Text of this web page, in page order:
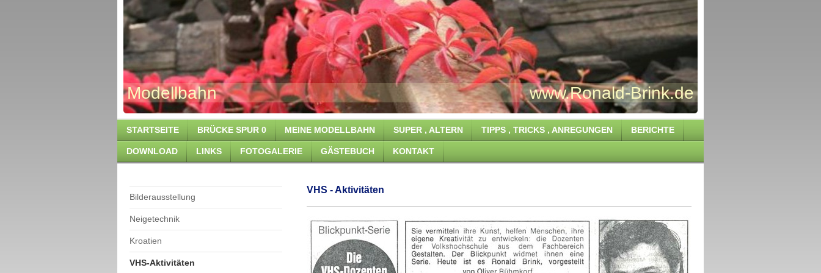
Modellbahn www.Ronald-Brink.de
STARTSEITE BRÜCKE SPUR 0 MEINE MODELLBAHN SUPER , ALTERN TIPPS , TRICKS , ANREGUNGEN BERICHTE
DOWNLOAD LINKS FOTOGALERIE GÄSTEBUCH KONTAKT
Bilderausstellung
Neigetechnik
Kroatien
VHS-Aktivitäten
VHS - Aktivitäten